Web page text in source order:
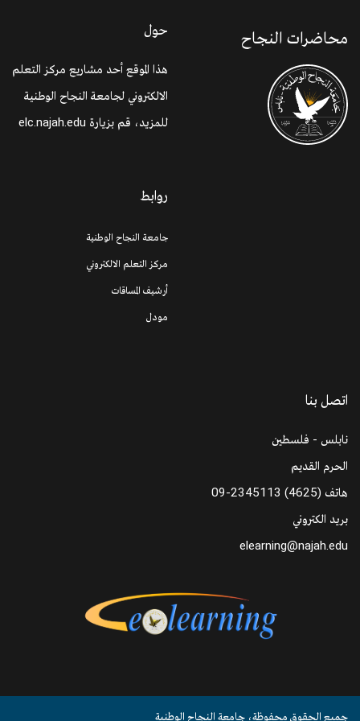
محاضرات النجاح حول
هذا الموقع أحد مشاريع مركز التعلم
الالكتروني لجامعة النجاح الوطنية
للمزيد، قم بزيارة elc.najah.edu
روابط
جامعة النجاح الوطنية
مركز التعلم الالكتروني
أرشيف المساقات
مودل
اتصل بنا
نابلس - فلسطين
الحرم القديم
هاتف 09-2345113 (4625)
بريد الكتروني
elearning@najah.edu
جميع الحقوق محفوظة، جامعة النجاح الوطنية